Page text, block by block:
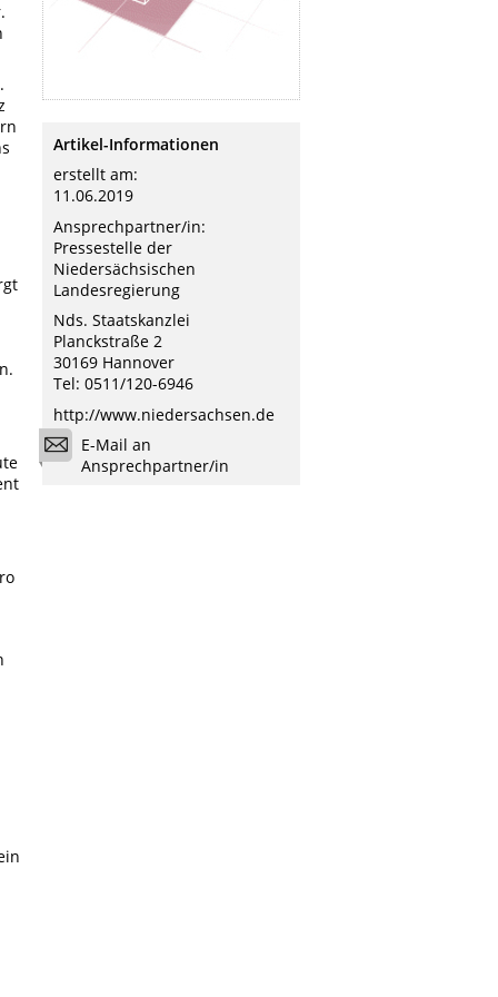
Artikel-Informationen
erstellt am:
11.06.2019
Ansprechpartner/in:
Pressestelle der
Niedersächsischen
Landesregierung
Nds. Staatskanzlei
Planckstraße 2
30169 Hannover
Tel: 0511/120-6946
http://www.niedersachsen.de
E-Mail an
Ansprechpartner/in